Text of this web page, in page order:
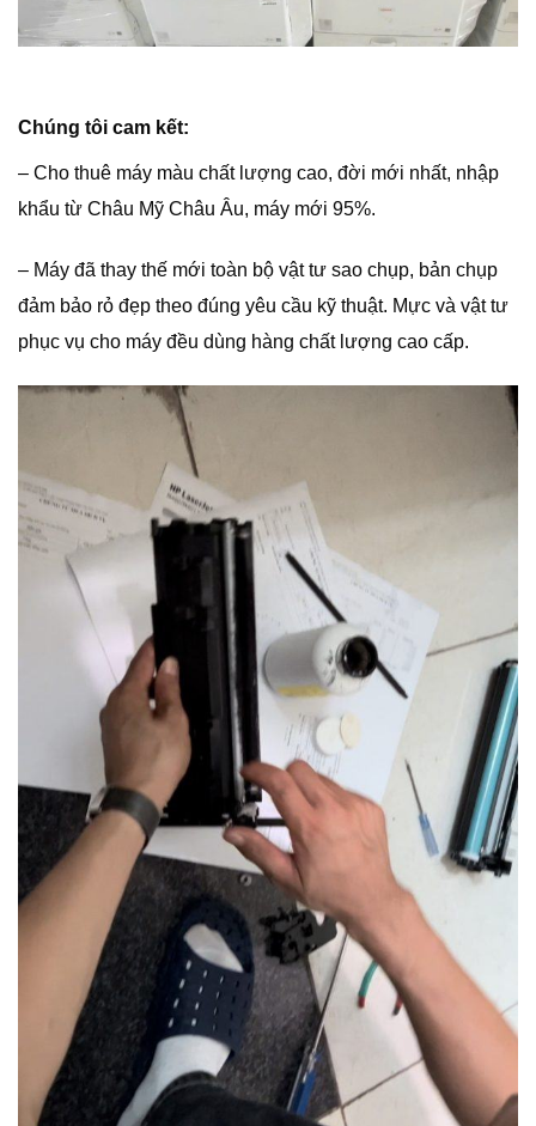
Chúng tôi cam kết:
– Cho thuê máy màu chất lượng cao, đời mới nhất, nhập
khẩu từ Châu Mỹ Châu Âu, máy mới 95%.
– Máy đã thay thế mới toàn bộ vật tư sao chụp, bản chụp
đảm bảo rỏ đẹp theo đúng yêu cầu kỹ thuật. Mực và vật tư
phục vụ cho máy đều dùng hàng chất lượng cao cấp.